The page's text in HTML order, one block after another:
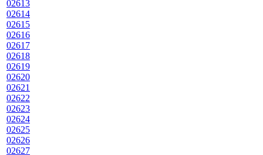
02613
02614
02615
02616
02617
02618
02619
02620
02621
02622
02623
02624
02625
02626
02627